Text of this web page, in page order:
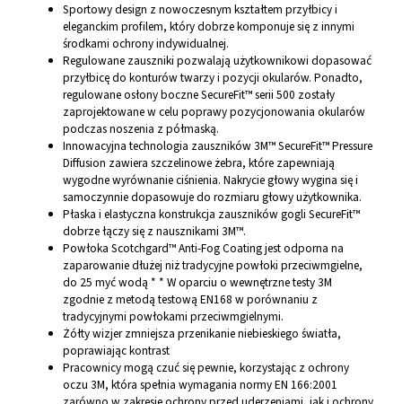
Sportowy design z nowoczesnym kształtem przyłbicy i
eleganckim profilem, który dobrze komponuje się z innymi
środkami ochrony indywidualnej.
Regulowane zauszniki pozwalają użytkownikowi dopasować
przyłbicę do konturów twarzy i pozycji okularów. Ponadto,
regulowane osłony boczne SecureFit™ serii 500 zostały
zaprojektowane w celu poprawy pozycjonowania okularów
podczas noszenia z półmaską.
Innowacyjna technologia zauszników 3M™ SecureFit™ Pressure
Diffusion zawiera szczelinowe żebra, które zapewniają
wygodne wyrównanie ciśnienia. Nakrycie głowy wygina się i
samoczynnie dopasowuje do rozmiaru głowy użytkownika.
Płaska i elastyczna konstrukcja zauszników gogli SecureFit™
dobrze łączy się z nausznikami 3M™.
Powłoka Scotchgard™ Anti-Fog Coating jest odporna na
zaparowanie dłużej niż tradycyjne powłoki przeciwmgielne,
do 25 myć wodą * * W oparciu o wewnętrzne testy 3M
zgodnie z metodą testową EN168 w porównaniu z
tradycyjnymi powłokami przeciwmgielnymi.
Żółty wizjer zmniejsza przenikanie niebieskiego światła,
poprawiając kontrast
Pracownicy mogą czuć się pewnie, korzystając z ochrony
oczu 3M, która spełnia wymagania normy EN 166:2001